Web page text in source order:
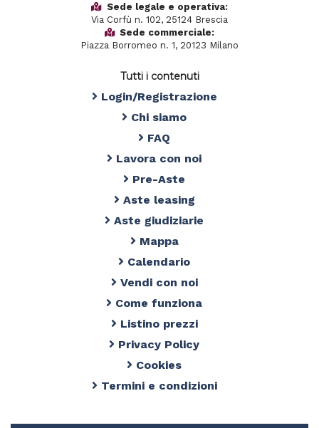
Sede legale e operativa:
Via Corfù n. 102, 25124 Brescia
Sede commerciale:
Piazza Borromeo n. 1, 20123 Milano
Tutti i contenuti
Login/Registrazione
Chi siamo
FAQ
Lavora con noi
Pre-Aste
Aste leasing
Aste giudiziarie
Mappa
Calendario
Vendi con noi
Come funziona
Listino prezzi
Privacy Policy
Cookies
Termini e condizioni